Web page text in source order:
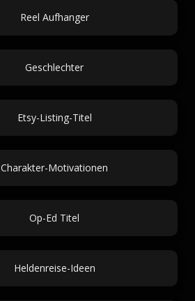
Reel Aufhanger
Geschlechter
Etsy-Listing-Titel
Charakter-Motivationen
Op-Ed Titel
Heldenreise-Ideen